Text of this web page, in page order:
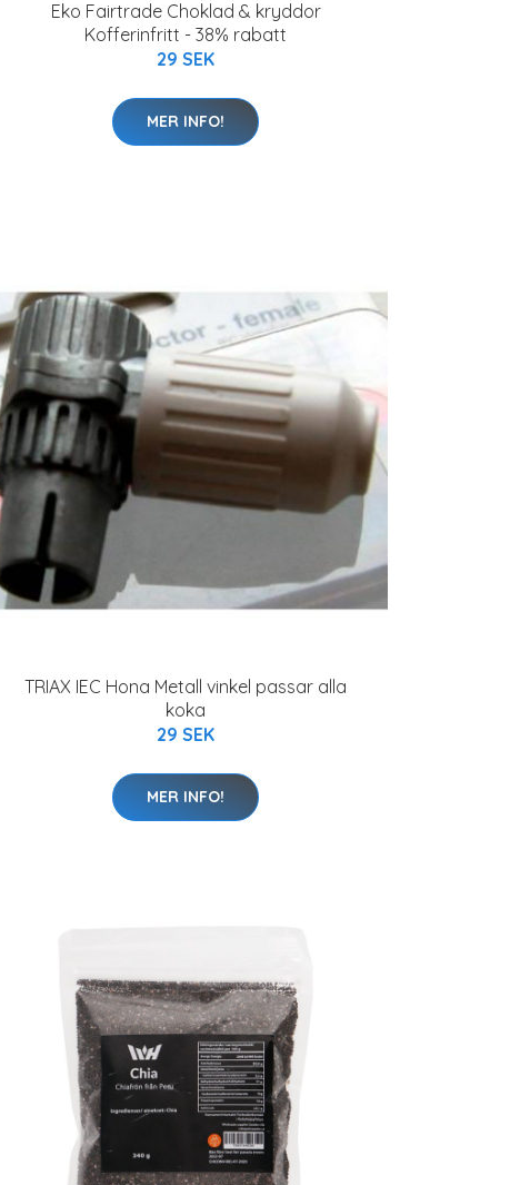
Eko Fairtrade Choklad & kryddor
Kofferinfritt - 38% rabatt
29 SEK
MER INFO!
TRIAX IEC Hona Metall vinkel passar alla
koka
29 SEK
MER INFO!